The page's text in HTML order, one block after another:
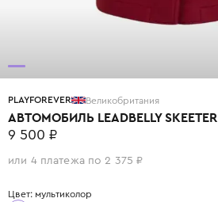
PLAYFOREVER Великобритания
АВТОМОБИЛЬ LEADBELLY SKEETER
9 500 ₽
или 4 платежа по 2 375 ₽
Цвет: мультиколор